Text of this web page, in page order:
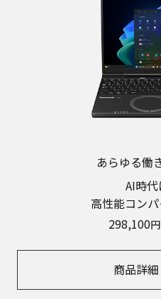
あらゆる働
AI時
高性能コン
298,100
商品詳